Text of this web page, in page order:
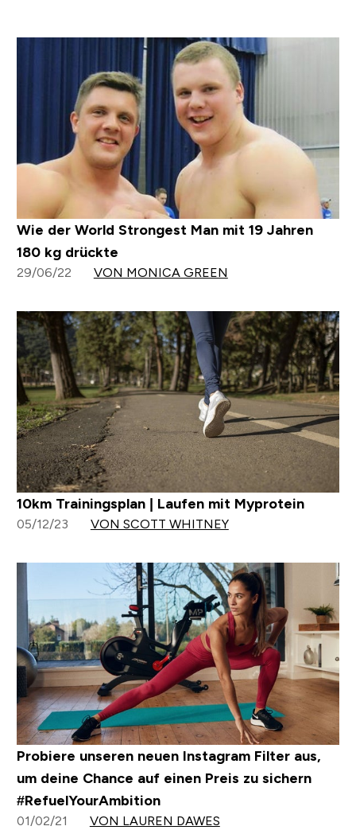
Wie der World Strongest Man mit 19 Jahren
180 kg drückte
29/06/22 VON MONICA GREEN
10km Trainingsplan | Laufen mit Myprotein
05/12/23 VON SCOTT WHITNEY
Probiere unseren neuen Instagram Filter aus,
um deine Chance auf einen Preis zu sichern
#RefuelYourAmbition
01/02/21 VON LAUREN DAWES